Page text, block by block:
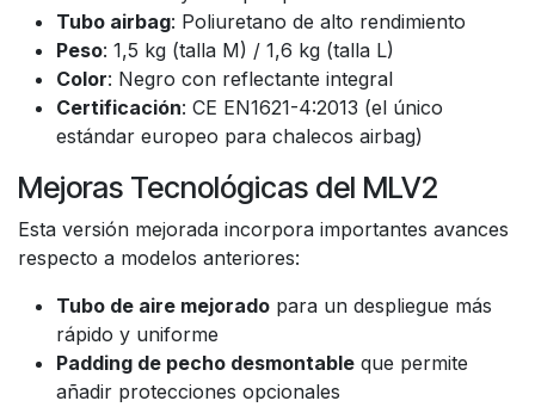
Tubo airbag: Poliuretano de alto rendimiento
Peso: 1,5 kg (talla M) / 1,6 kg (talla L)
Color: Negro con reflectante integral
Certificación: CE EN1621-4:2013 (el único
estándar europeo para chalecos airbag)
Mejoras Tecnológicas del MLV2
Esta versión mejorada incorpora importantes avances
respecto a modelos anteriores:
Tubo de aire mejorado para un despliegue más
rápido y uniforme
Padding de pecho desmontable que permite
añadir protecciones opcionales